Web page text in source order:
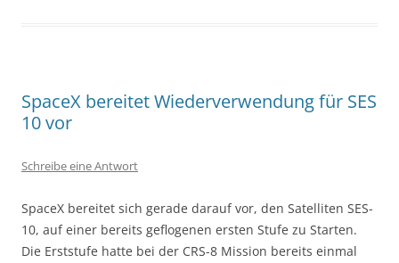
SpaceX bereitet Wiederverwendung für SES
10 vor
Schreibe eine Antwort
SpaceX bereitet sich gerade darauf vor, den Satelliten SES-
10, auf einer bereits geflogenen ersten Stufe zu Starten.
Die Erststufe hatte bei der CRS-8 Mission bereits einmal